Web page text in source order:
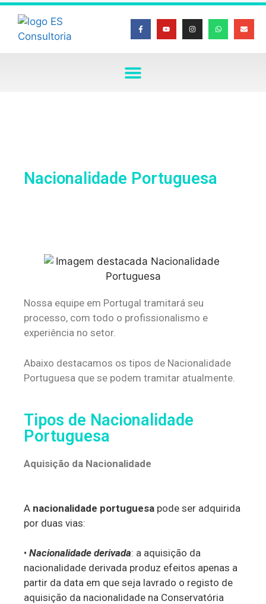
Nacionalidade Portuguesa
Nossa equipe em Portugal tramitará seu
processo, com todo o profissionalismo e
experiência no setor.
Abaixo destacamos os tipos de Nacionalidade
Portuguesa que se podem tramitar atualmente.
Tipos de Nacionalidade
Portuguesa
Aquisição da Nacionalidade
A nacionalidade portuguesa pode ser adquirida
por duas vias:
• Nacionalidade derivada: a aquisição da
nacionalidade derivada produz efeitos apenas a
partir da data em que seja lavrado o registo de
aquisição da nacionalidade na Conservatória